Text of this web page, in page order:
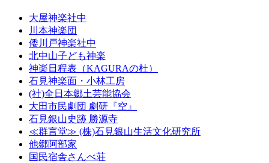
大屋神楽社中
川本神楽団
倭川戸神楽社中
北中山子ども神楽
神楽日程表（KAGURAの杜）
石見神楽面・小林工房
(社)全日本郷土芸能協会
大田市民劇団 劇研『空』
石見銀山史跡 勝源寺
≪群言堂≫ (株)石見銀山生活文化研究所
他郷阿部家
国民宿舎さんべ荘